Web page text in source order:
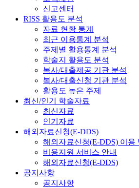
신고센터
RISS 활용도 분석
자료 현황 통계
최근 이용통계 분석
주제별 활용통계 분석
학술지 활용도 분석
복사/대출제공 기관 분석
복사/대출신청 기관 분석
활용도 높은 주제
최신/인기 학술자료
최신자료
인기자료
해외자료신청(E-DDS)
해외자료신청(E-DDS) 이용
비용지원 서비스 안내
해외자료신청(E-DDS)
공지사항
공지사항